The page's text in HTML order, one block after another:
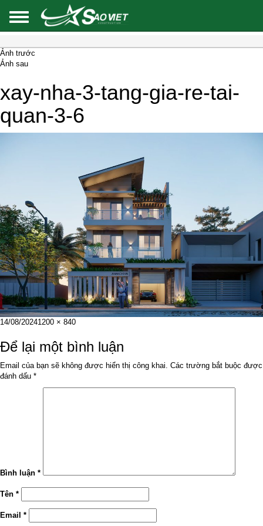
Ảnh trước
Ảnh sau
xay-nha-3-tang-gia-re-tai-
quan-3-6
Đăng
ngày
14/08/2024Kích
đầy
đủ
1200 × 840
Để lại một bình luận
Email của bạn sẽ không được hiển thị công khai. Các trường bắt buộc được
đánh dấu *
Bình luận *
Tên *
Email *